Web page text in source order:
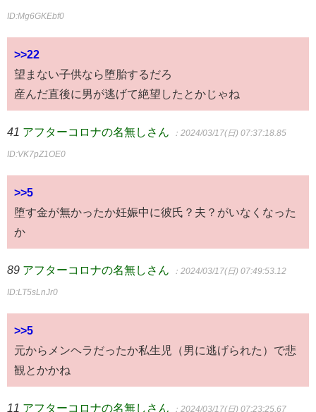
ID:Mg6GKEbf0
>>22
望まない子供なら堕胎するだろ
産んだ直後に男が逃げて絶望したとかじゃね
41 アフターコロナの名無しさん ：2024/03/17(日) 07:37:18.85
ID:VK7pZ1OE0
>>5
堕す金が無かったか妊娠中に彼氏？夫？がいなくなった
か
89 アフターコロナの名無しさん ：2024/03/17(日) 07:49:53.12
ID:LT5sLnJr0
>>5
元からメンヘラだったか私生児（男に逃げられた）で悲
観とかかね
11 アフターコロナの名無しさん ：2024/03/17(日) 07:23:25.67